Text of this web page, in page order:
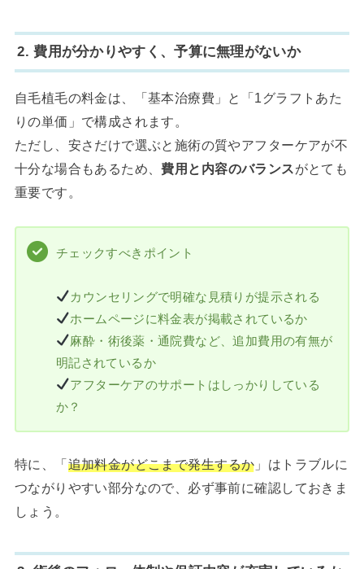
2. 費用が分かりやすく、予算に無理がないか
自毛植毛の料金は、「基本治療費」と「1グラフトあた
りの単価」で構成されます。
ただし、安さだけで選ぶと施術の質やアフターケアが不
十分な場合もあるため、費用と内容のバランスがとても
重要です。
チェックすべきポイント
カウンセリングで明確な見積りが提示される
ホームページに料金表が掲載されているか
麻酔・術後薬・通院費など、追加費用の有無が
明記されているか
アフターケアのサポートはしっかりしている
か？
特に、「追加料金がどこまで発生するか 」はトラブルに
つながりやすい部分なので、必ず事前に確認しておきま
しょう。